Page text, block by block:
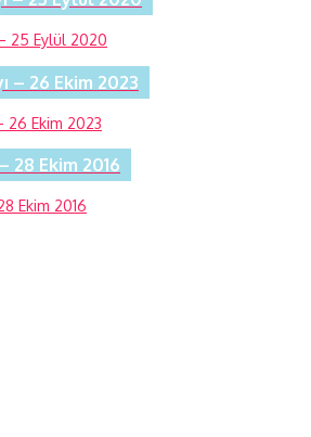
– 26 Ekim 2023
28 Ekim 2016